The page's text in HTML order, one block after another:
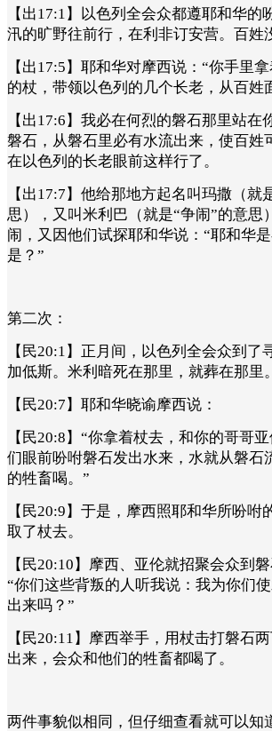
【出17:1】以色列全会众都遵耶和华的
汛的旷野往前行，在利非订安营。百姓
【出17:5】耶和华对摩西说：“你手里
的杖，带领以色列的几个长老，从百姓
【出17:6】我必在何烈的磐石那里站在
磐石，从磐石里必有水流出来，使百姓
在以色列的长老眼前这样行了。
【出17:7】他给那地方起名叫玛撒（就
思），又叫米利巴（就是“争闹”的意思
闹，又因他们试探耶和华说：“耶和华
是？”
第二次：
【民20:1】正月间，以色列全会众到了
加低斯。米利暗死在那里，就葬在那里。
【民20:7】耶和华晓谕摩西说：
【民20:8】“你拿着杖去，和你的哥哥
们眼前吩咐磐石发出水来，水就从磐石
的牲畜喝。”
【民20:9】于是，摩西照耶和华所吩咐
取了杖去。
【民20:10】摩西、亚伦就招聚会众到
“你们这些背叛的人听我说：我为你们
出来吗？”
【民20:11】摩西举手，用杖击打磐石
出来，会众和他们的牲畜都喝了。
两件事貌似相同，但仔细查看就可以知